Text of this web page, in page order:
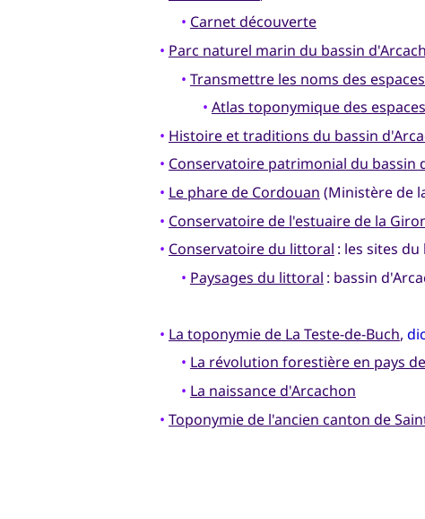
• Carnet découverte
• Parc naturel marin du bassin
• Transmettre les noms des
• Atlas toponymique des
• Histoire et traditions du bassin
• Conservatoire patrimonial du bassin
• Le phare de Cordouan (Ministère de
• Conservatoire de l'estuaire de la
• Conservatoire du littoral : les sites
• Paysages du littoral : bassin
• La toponymie de La Teste-de-Buch,
• La révolution forestière en pays
• La naissance d'Arcachon
• Toponymie de l'ancien canton de